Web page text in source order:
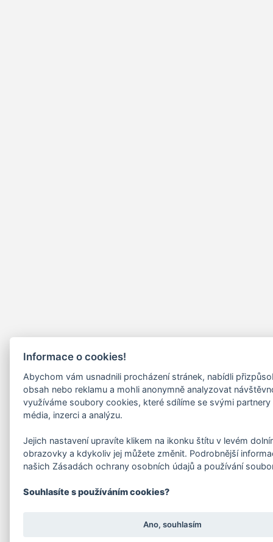
Informace o cookies!
Abychom vám usnadnili procházení stránek, nabídli
obsah nebo reklamu a mohli anonymně analyzovat
využíváme soubory cookies, které sdílíme se svými
média, inzerci a analýzu.
Jejich nastavení upravíte klikem na ikonku štítu v levém
obrazovky a kdykoliv jej můžete změnit. Podrobnější
našich Zásadách ochrany osobních údajů a používání
Souhlasíte s používáním cookies?
Ano, souhlasím